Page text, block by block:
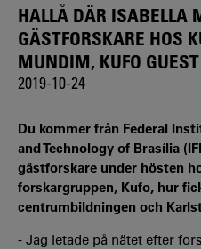
HALLÅ DÄR ISABELLA
GÄSTFORSKARE HOS
MUNDIM, KUFO
2019-10-24
Du kommer från Federal
and Technology of Brasília
gästforskare under hösten
forskargruppen, Kufo, hur
centrumbildningen och
- Jag letade på nätet efter